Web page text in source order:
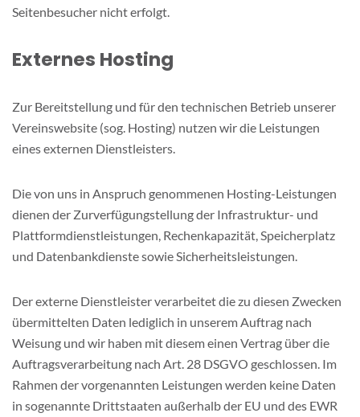
Seitenbesucher nicht erfolgt.
Externes Hosting
Zur Bereitstellung und für den technischen Betrieb unserer
Vereinswebsite (sog. Hosting) nutzen wir die Leistungen
eines externen Dienstleisters.
Die von uns in Anspruch genommenen Hosting-Leistungen
dienen der Zurverfügungstellung der Infrastruktur- und
Plattformdienstleistungen, Rechenkapazität, Speicherplatz
und Datenbankdienste sowie Sicherheitsleistungen.
Der externe Dienstleister verarbeitet die zu diesen Zwecken
übermittelten Daten lediglich in unserem Auftrag nach
Weisung und wir haben mit diesem einen Vertrag über die
Auftragsverarbeitung nach Art. 28 DSGVO geschlossen. Im
Rahmen der vorgenannten Leistungen werden keine Daten
in sogenannte Drittstaaten außerhalb der EU und des EWR